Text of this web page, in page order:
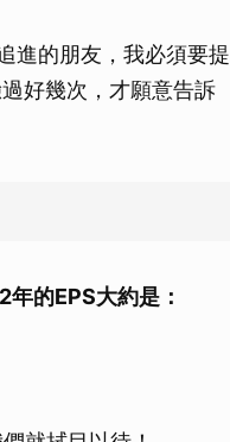
進的朋友，我必須要提
好幾次，才願意告訴
的EPS大約是：